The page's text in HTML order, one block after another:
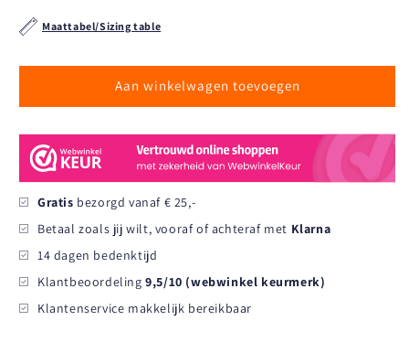
voor
Fetish
-
Black
&amp;
Vegan
-
Fetish
-
Black
&amp;
Maattabel/Sizing table
Aan winkelwagen toevoegen
Gratis bezorgd vanaf € 25,-
Betaal zoals jij wilt, vooraf of achteraf met Klarna
14 dagen bedenktijd
Klantbeoordeling9,5/10 (webwinkel keurmerk)
Klantenservice makkelijk bereikbaar